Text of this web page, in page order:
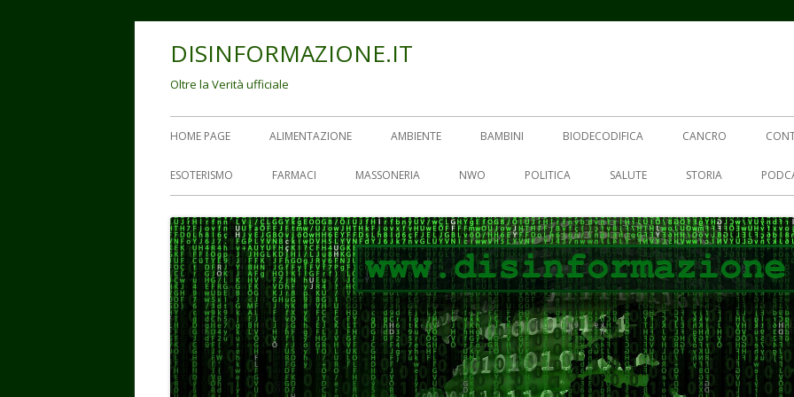
DISINFORMAZIONE.IT
Oltre la Verità ufficiale
Menu
principale
HOME PAGE ALIMENTAZIONE AMBIENTE BAMBINI BIODECODIFICA CANCRO
ESOTERISMO FARMACI MASSONERIA NWO POLITICA SALUTE STORIA